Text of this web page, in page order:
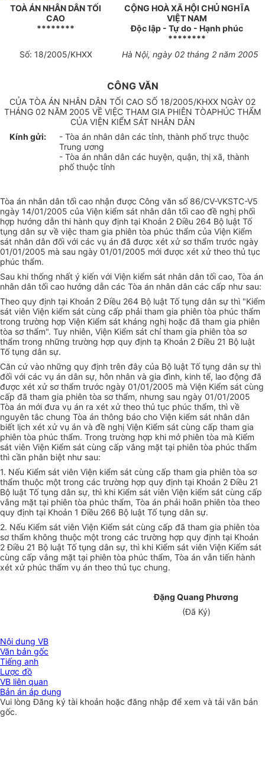
TOÀ ÁN NHÂN DÂN TỐI
CAO
********
CỘNG HOÀ XÃ HỘI CHỦ NGHĨA
VIỆT NAM
Độc lập - Tự do - Hạnh phúc
********
Số: 18/2005/KHXX
Hà Nội, ngày 02 tháng 2 năm 2005
CÔNG VĂN
CỦA TÒA ÁN NHÂN DÂN TỐI CAO SỐ 18/2005/KHXX NGÀY 02
THÁNG 02 NĂM 2005 VỀ VIỆC THAM GIA PHIÊN TÒAPHÚC THẨM
CỦA VIỆN KIỂM SÁT NHÂN DÂN
Kính gửi:
- Tòa án nhân dân các tỉnh, thành phố trực thuộc
Trung ương
- Tòa án nhân dân các huyện, quận, thị xã, thành
phố thuộc tỉnh
Tòa án nhân dân tối cao nhận được Công văn số 86/CV-VKSTC-V5
ngày 14/01/2005 của Viện kiểm sát nhân dân tối cao đề nghị phối
hợp hướng dẫn thi hành quy định tại Khoản 2 Điều 264 Bộ luật Tố
tụng dân sự về việc tham gia phiên tòa phúc thẩm của Viện Kiểm
sát nhân dân đối với các vụ án đã được xét xử sơ thẩm trước ngày
01/01/2005 mà sau ngày 01/01/2005 mới được xét xử theo thủ tục
phúc thẩm.
Sau khi thống nhất ý kiến với Viện kiểm sát nhân dân tối cao, Tòa án
nhân dân tối cao hướng dẫn các Tòa án nhân dân các cấp như sau:
Theo quy định tại Khoản 2 Điều 264 Bộ luật Tố tụng dân sự thì "Kiểm
sát viên Viện kiểm sát cùng cấp phải tham gia phiên tòa phúc thẩm
trong trường hợp Viện Kiểm sát kháng nghị hoặc đã tham gia phiên
tòa sơ thẩm". Tuy nhiên, Viện Kiểm sát chỉ tham gia phiên tòa sơ
thẩm trong những trường hợp quy định tạ Khoản 2 Điều 21 Bộ luật
Tố tụng dân sự.
Căn cứ vào những quy định trên đây của Bộ luật Tố tụng dân sự thì
đối với các vụ án dân sự, hôn nhân và gia đình, kinh tế, lao động đã
được xét xử sơ thẩm trước ngày 01/01/2005 mà Viện Kiểm sát cùng
cấp đã tham gia phiên tòa sơ thẩm, nhưng sau ngày 01/01/2005
Tòa án mới đưa vụ án ra xét xử theo thủ tục phúc thẩm, thì về
nguyên tắc chung Tòa án thông báo cho Viện kiểm sát nhân dân
biết lịch xét xử vụ án và đề nghị Viện Kiểm sát cùng cấp tham gia
phiên tòa phúc thẩm. Trong trường hợp khi mở phiên tòa mà Kiểm
sát viên Viện Kiểm sát cùng cấp vắng mặt tại phiên tòa phúc thẩm
thì cần phân biệt như sau:
1. Nếu Kiểm sát viên Viện kiểm sát cùng cấp tham gia phiên tòa sơ
thẩm thuộc một trong các trường hợp quy định tại Khoản 2 Điều 21
Bộ luật Tố tụng dân sự, thì khi Kiểm sát viên Viện kiểm sát cùng cấp
vắng mặt tại phiên tòa phúc thẩm, Tòa án phải hoãn phiên tòa theo
quy định tại Khoản 1 Điều 266 Bộ luật Tố tụng dân sự.
2. Nếu Kiểm sát viên Viện Kiểm sát cùng cấp đã tham gia phiên tòa
sơ thẩm không thuộc một trong các trường hợp quy định tại Khoản
2 Điều 21 Bộ luật Tố tụng dân sự, thì khi Kiểm sát viên Viện Kiểm sát
cùng cấp vắng mặt tại phiên tòa phúc thẩm, Tòa án vẫn tiến hành
xét xử phúc thẩm vụ án theo thủ tục chung.
Đặng Quang Phương
(Đã Ký)
Nội dung VB
Văn bản gốc
Tiếng anh
Lược đồ
VB liên quan
Bản án áp dụng
Vui lòngĐăng ký tài khoản hoặc đăng nhập để xem và tải văn bản
gốc.